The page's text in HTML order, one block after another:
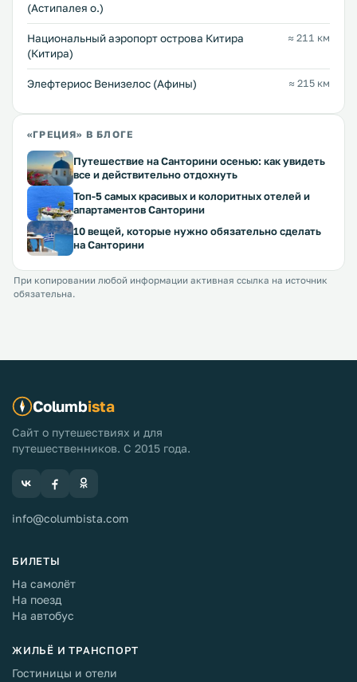
(Астипалея о.)
Национальный аэропорт острова Китира
(Китира)
≈ 211 км
Элефтериос Венизелос (Афины) ≈ 215 км
«ГРЕЦИЯ» В БЛОГЕ
Путешествие на Санторини осенью: как увидеть
все и действительно отдохнуть
Топ-5 самых красивых и колоритных отелей и
апартаментов Санторини
10 вещей, которые нужно обязательно сделать
на Санторини
При копировании любой информации активная ссылка на источник
обязательна.
Columbista
Сайт о путешествиях и для
путешественников. С 2015 года.
info@columbista.com
БИЛЕТЫ
На самолёт
На поезд
На автобус
ЖИЛЬЁ И ТРАНСПОРТ
Гостиницы и отели